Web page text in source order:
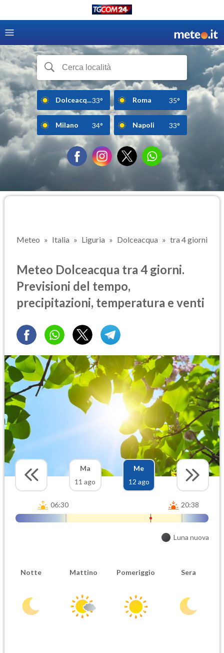
Dolceacq...33° Roma 35°
Milano 34° Napoli 33°
Meteo Italia Liguria Dolceacqua tra 4 giorni
Meteo Dolceacqua tra 4 giorni.
Previsioni del tempo,
precipitazioni, temperatura e venti
Ma
11 ago
Me
12 ago
06:30 20:38
Luna nuova
Notte Mattino Pomeriggio Sera